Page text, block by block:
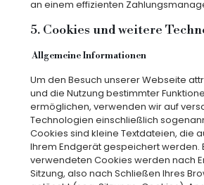
an einem effizienten
5. Cookies und weitere
Allgemeine Informationen
Um den Besuch unserer Webseite
und die Nutzung bestimmter
ermöglichen, verwenden wir auf
Technologien einschließlich
Cookies sind kleine Textdateien, die
Ihrem Endgerät gespeichert werden.
verwendeten Cookies werden nach
Sitzung, also nach Schließen Ihres